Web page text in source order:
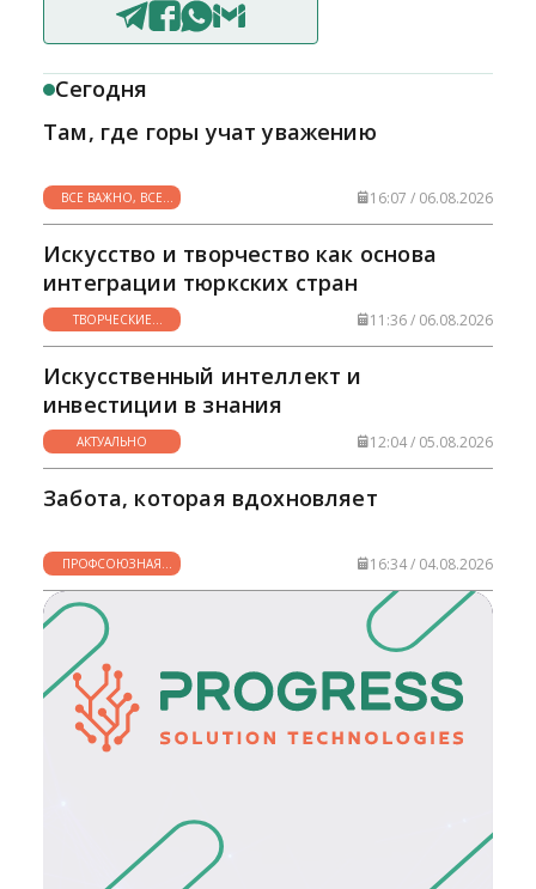
Сегодня
Там, где горы учат уважению
ВСЕ ВАЖНО, ВСЕ
НУЖНО
16:07 / 06.08.2026
Искусство и творчество как основа
интеграции тюркских стран
ТВОРЧЕСКИЕ
ГОРИЗОНТЫ
11:36 / 06.08.2026
Искусственный интеллект и
инвестиции в знания
АКТУАЛЬНО 12:04 / 05.08.2026
Забота, которая вдохновляет
ПРОФСОЮЗНАЯ
ЖИЗНЬ
16:34 / 04.08.2026